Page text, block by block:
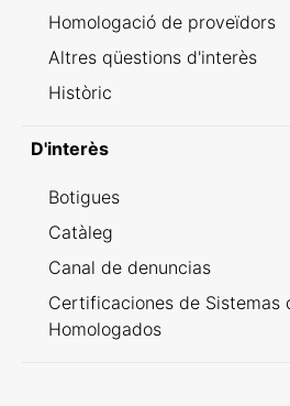
Homologació de proveïdors
Altres qüestions d'interès
Històric
D'interès
Botigues
Catàleg
Canal de denuncias
Certificaciones de Sistemas
Homologados